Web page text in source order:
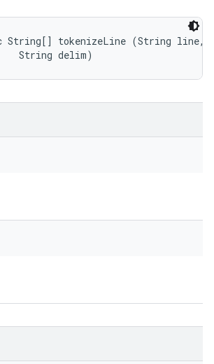
String[] tokenizeLine (String line,
String delim)